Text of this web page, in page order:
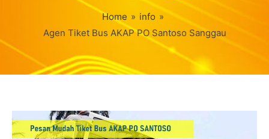
Home » info »
Agen Tiket Bus AKAP PO Santoso Sanggau